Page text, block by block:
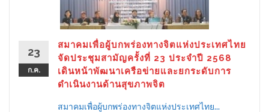
23
ก.ค.
สมาคมเพื่อผู้บกพร่องทางจิตแห่งประเทศไทย
จัดประชุมสามัญครั้งที่ 23 ประจำปี 2568
เดินหน้าพัฒนาเครือข่ายและยกระดับการ
ดำเนินงานด้านสุขภาพจิต
สมาคมเพื่อผู้บกพร่องทางจิตแห่งประเทศไทย...